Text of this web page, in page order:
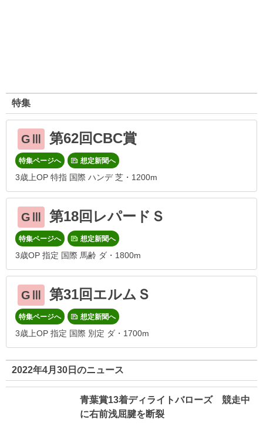
特集
GⅢ 第62回CBC賞
特集ページへ 想定新聞へ
3歳上OP 特指 国際 ハンデ 芝・1200m
GⅢ 第18回レパードＳ
特集ページへ 想定新聞へ
3歳OP 指定 国際 馬齢 ダ・1800m
GⅢ 第31回エルムＳ
特集ページへ 想定新聞へ
3歳上OP 指定 国際 別定 ダ・1700m
2022年4月30日のニュース
青葉賞13着ディライトバローズ 競走中
に右前浅屈腱を断裂